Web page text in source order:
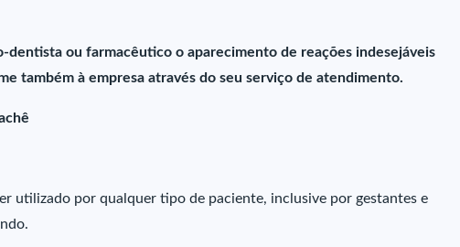
dentista ou farmacêutico o aparecimento de reações indesejáveis
também à empresa através do seu serviço de atendimento.
utilizado por qualquer tipo de paciente, inclusive por gestantes e